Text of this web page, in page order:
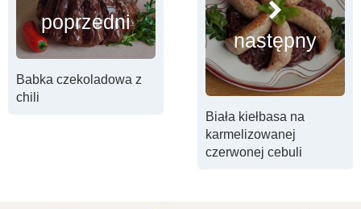
poprzedni
Babka czekoladowa z
chili
następny
Biała kiełbasa na
karmelizowanej
czerwonej cebuli